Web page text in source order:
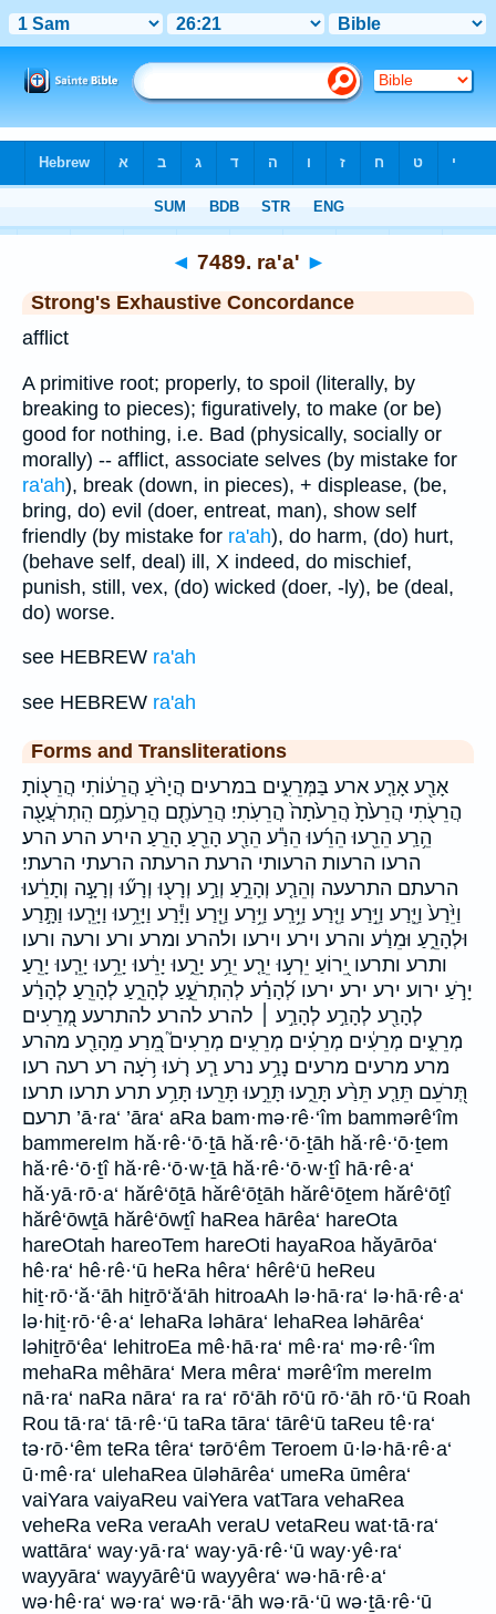
◄ 7489. ra'a' ►
Strong's Exhaustive Concordance
afflict
A primitive root; properly, to spoil (literally, by
breaking to pieces); figuratively, to make (or be)
good for nothing, i.e. Bad (physically, socially or
morally) -- afflict, associate selves (by mistake for
ra'ah), break (down, in pieces), + displease, (be,
bring, do) evil (doer, entreat, man), show self
friendly (by mistake for ra'ah), do harm, (do) hurt,
(behave self, deal) ill, X indeed, do mischief,
punish, still, vex, (do) wicked (doer, -ly), be (deal,
do) worse.
see HEBREW ra'ah
see HEBREW ra'ah
Forms and Transliterations
אָרַ֖ע אָרַ֤ע ארע בַּמְּרֵעִ֑ים במרעים הֲיָרֹ֨עַ הֲרֵע֔וֹתִי הֲרֵע֖וֹתָ
הֲרֵעֹ֖תִי הֲרֵעֹ֙תָ֙ הֲרֵעֹ֙תָה֙ הֲרֵעֹֽתִי׃ הֲרֵעֹתֶ֖ם הֲרֵעֹתֶ֥ם הִֽתְרֹעֲעָ֖ה
הֵ֥רַֽע הֵרֵ֖עוּ הֵרֵ֜עוּ הֵרַ֕ע הֵרַ֖ע הָרֵ֖עַ הָרֵֽעַ׃ הירע הרע הרע׃
הרעו הרעות הרעותי הרעת הרעתה הרעתי הרעתי׃
הרעתם התרעעה וְהֵרַ֤ע וְהָרֵ֣עַ וְרַ֣ע וְרָע֖וּ וְרָע֞וּ וְרָעָ֣ה וְתָרֵ֔עוּ
וַיֵּ֙רַע֙ וַיֵּ֛רַע וַיֵּ֣רַע וַיֵּ֤רַע וַיֵּ֥רַֽע וַיֵּ֥רַע וַיֵּ֧רַע וַיָּ֕רַע וַיָּרֵ֥עוּ וַיָּרֵ֧עוּ וַתָּ֣רַע
וּלְהָרֵ֑עַ וּמֵרַ֔ע והרע וירע וירעו ולהרע ומרע ורע ורעה ורעו
ותרע ותרעו יֵ֭רוֹעַ יֵרְע֣וּ יֵרַ֤ע יֵרַ֥ע יָרֵ֑עוּ יָרֵ֔עוּ יָרֵ֥עוּ יָרֵ֧עוּ יָרֵֽעַ׃
יָרֹ֣עַ ירוע ירע ירע׃ ירעו לְ֝הָרַ֗ע לְהִתְרֹעֵ֑עַ לְהָרֵ֑עַ לְהָרֵֽעַ׃ לְהָרַ֔ע
לְהָרַ֖ע לְהָרַ֣ע לְהָרַ֣ע ׀ להרע להרע׃ להתרעע מְ֭רֵעִים
מְרֵעִ֑ים מְרֵעִ֔ים מְרֵעִ֗ים מְרֵעִֽים׃ מְרֵעִים֮ מֵ֭רַע מֵהָרַ֖ע מהרע
מרע מרעים מרעים׃ נָרַ֥ע נרע רַ֧ע רֹ֤עוּ רֹ֥עָה רע רעה רעו
תְּ֭רֹעֵם תֵּרַ֤ע תֵּרַ֨ע תָּרֵ֑עוּ תָּרֵ֣עוּ תָּרֵֽעוּ׃ תָּרַ֥ע תרע תרעו תרעו׃
תרעם ’ā·ra‘ ’āra‘ aRa bam·mə·rê·‘îm bammərê‘îm
bammereIm hă·rê·‘ō·ṯā hă·rê·‘ō·ṯāh hă·rê·‘ō·ṯem
hă·rê·‘ō·ṯî hă·rê·‘ō·w·ṯā hă·rê·‘ō·w·ṯî hā·rê·a‘
hă·yā·rō·a‘ hărê‘ōṯā hărê‘ōṯāh hărê‘ōṯem hărê‘ōṯî
hărê‘ōwṯā hărê‘ōwṯî haRea hārêa‘ hareOta
hareOtah hareoTem hareOti hayaRoa hăyārōa‘
hê·ra‘ hê·rê·‘ū heRa hêra‘ hêrê‘ū heReu
hiṯ·rō·‘ă·‘āh hiṯrō‘ă‘āh hitroaAh lə·hā·ra‘ lə·hā·rê·a‘
lə·hiṯ·rō·‘ê·a‘ lehaRa ləhāra‘ lehaRea ləhārêa‘
ləhiṯrō‘êa‘ lehitroEa mê·hā·ra‘ mê·ra‘ mə·rê·‘îm
mehaRa mêhāra‘ Mera mêra‘ mərê‘îm mereIm
nā·ra‘ naRa nāra‘ ra ra‘ rō‘āh rō‘ū rō·‘āh rō·‘ū Roah
Rou tā·ra‘ tā·rê·‘ū taRa tāra‘ tārê‘ū taReu tê·ra‘
tə·rō·‘êm teRa têra‘ tərō‘êm Teroem ū·lə·hā·rê·a‘
ū·mê·ra‘ ulehaRea ūləhārêa‘ umeRa ūmêra‘
vaiYara vaiyaReu vaiYera vatTara vehaRea
veheRa veRa veraAh veraU vetaReu wat·tā·ra‘
wattāra‘ way·yā·ra‘ way·yā·rê·‘ū way·yê·ra‘
wayyāra‘ wayyārê‘ū wayyêra‘ wə·hā·rê·a‘
wə·hê·ra‘ wə·ra‘ wə·rā·‘āh wə·rā·‘ū wə·ṯā·rê·‘ū